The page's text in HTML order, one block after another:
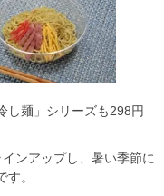
し麺」シリーズも298円
ンアップし、暑い季節に
。